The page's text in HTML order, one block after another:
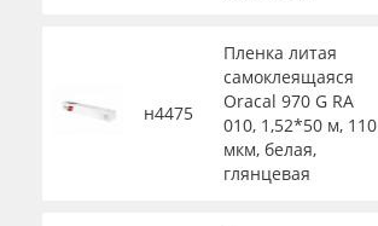
н4475
Пленка литая
самоклеящаяся
Oracal 970 G RA
010, 1,52*50 м, 110
мкм, белая,
глянцевая